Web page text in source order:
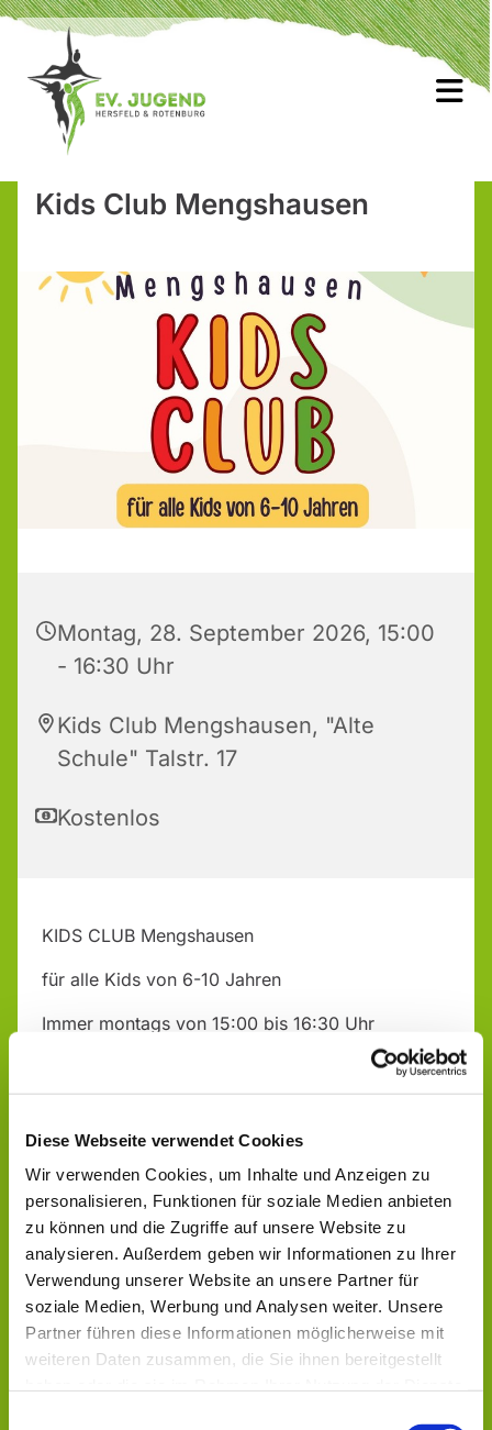
Diese Webseite verwendet Cookies
Wir verwenden Cookies, um Inhalte und Anzeigen zu
personalisieren, Funktionen für soziale Medien anbieten
zu können und die Zugriffe auf unsere Website zu
analysieren. Außerdem geben wir Informationen zu Ihrer
Verwendung unserer Website an unsere Partner für
soziale Medien, Werbung und Analysen weiter. Unsere
Partner führen diese Informationen möglicherweise mit
weiteren Daten zusammen, die Sie ihnen bereitgestellt
Kids Club Mengshausen
Montag, 28. September 2026, 15:00
- 16:30 Uhr
Kids Club Mengshausen, "Alte
Schule" Talstr. 17
Kostenlos
KIDS CLUB Mengshausen
für alle Kids von 6-10 Jahren
Immer montags von 15:00 bis 16:30 Uhr
Infos & Anmeldung bei:
Tel.: 0151 14170618
Dies könnte Sie auch